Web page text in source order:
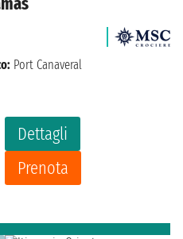
Dettagli
Prenota
Port Canaveral